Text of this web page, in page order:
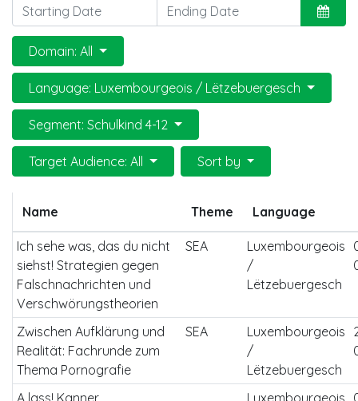
Domain: All
Language: Luxembourgeois / Lëtzebuergesch
Segment: Schulkind 4-12
Target Audience: All Sort by
Name Theme Language
Ich sehe was, das du nicht
siehst! Strategien gegen
Falschnachrichten und
Verschwörungstheorien
SEA
Luxembourgeois
/
Lëtzebuergesch
Zwischen Aufklärung und
Realität: Fachrunde zum
Thema Pornografie
SEA
Luxembourgeois
/
Lëtzebuergesch
A lass! Kanner Luxembourgeois